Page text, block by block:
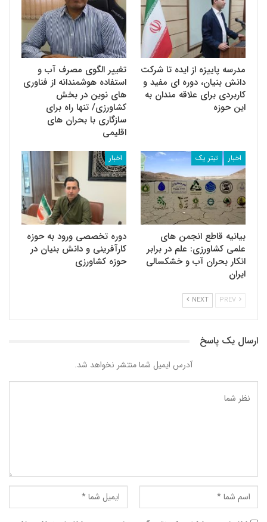
مدرسه پاییزه از ایده تا شرکت
دانش بنیان، دوره ای مفید و
کاربردی برای علاقه مندان به
این حوزه
تغییر الگوی مصرف آب و
استفاده هوشمندانه از فناوری
های نوین در بخش
کشاورزی/ تنها راه برای
سازگاری با بحران های
اقلیمی
اخبار تیتر یک
بیانیه قاطع انجمن های
علمی کشاورزی: علم در برابر
انکار بحران آب و خشکسالی
ایران
اخبار
دوره تخصصی ورود به حوزه
کارآفرینی و دانش بنیان در
حوزه کشاورزی
NEXT
ارسال یک پاسخ
آدرس ایمیل شما منتشر نخواهد شد.